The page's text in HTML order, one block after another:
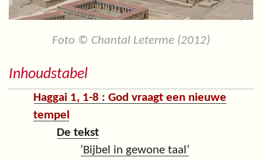
Foto © Chantal Leterme (2012)
Inhoudstabel
Haggai 1, 1-8 : God vraagt een nieuwe
tempel
De tekst
’Bijbel in gewone taal’